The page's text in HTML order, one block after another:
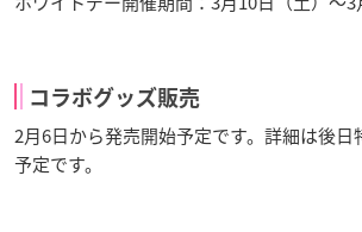
コラボグッズ販売
2月6日から発売開始予定です。詳細は後日
予定です。